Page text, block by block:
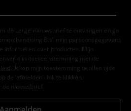
de Large-nieuwsbrief te ontvangen en ga
B.V. mijn persoonsgegevens
informeren over producten. Mijn
in overeenstemming met de
. Ik kan mijn toestemming te allen tijde
‘afmelden’-link te klikken.
nieuwsbrief.